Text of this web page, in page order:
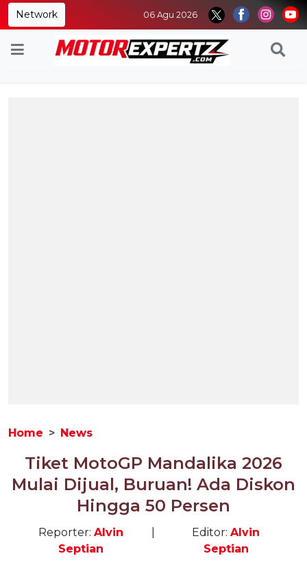
Network 06 Agu 2026
Home News
Tiket MotoGP Mandalika 2026
Mulai Dijual, Buruan! Ada Diskon
Hingga 50 Persen
Reporter: Alvin
Septian
Editor:Alvin
Septian